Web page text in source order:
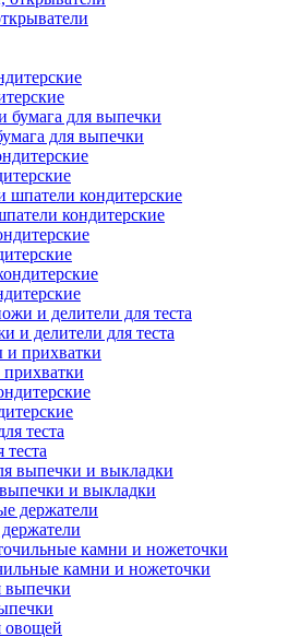
для выпечки
кондитерские
и делители для теста
и выкладки
камни и ножеточки